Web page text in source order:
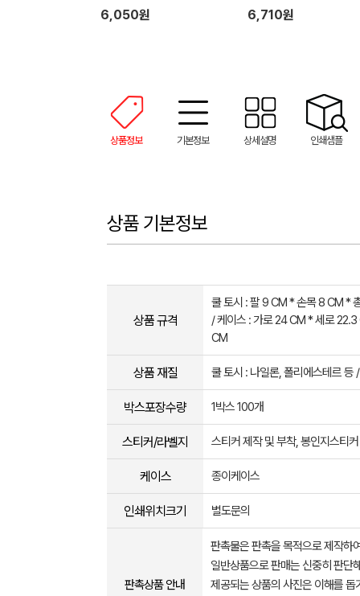
6,050원 6,710원
상품정보 기본정보 상세설명 인쇄샘플
상품 기본정보
상품 규격
쿨 토시 : 팔 9 CM * 손목 8 CM *
/ 케이스 : 가로 24 CM * 세로
CM
상품 재질 쿨 토시 : 나일론, 폴리에스테르 등
박스포장수량 1박스 100개
스티커/라벨지 스티커 제작 및 부착, 봉인지스티커
케이스 종이케이스
인쇄위치크기 별도문의
판촉상품 안내
판촉물은 판촉을 목적으로 제작하
일반상품으로 판매는 신중히 판단
제공되는 상품의 사진은 이해를